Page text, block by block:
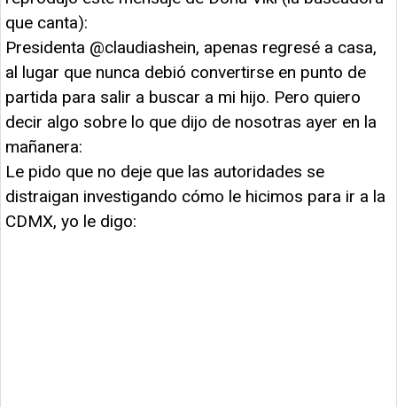
que canta):
Presidenta @claudiashein, apenas regresé a casa,
al lugar que nunca debió convertirse en punto de
partida para salir a buscar a mi hijo. Pero quiero
decir algo sobre lo que dijo de nosotras ayer en la
mañanera:
Le pido que no deje que las autoridades se
distraigan investigando cómo le hicimos para ir a la
CDMX, yo le digo: